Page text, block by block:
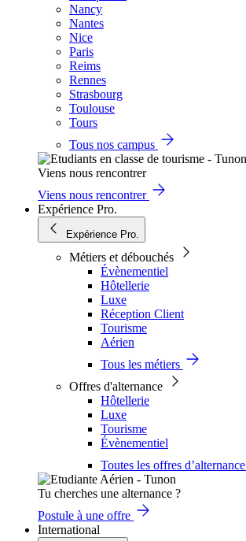
Nancy
Nantes
Nice
Paris
Reims
Rennes
Strasbourg
Toulouse
Tours
Tous nos campus
Viens nous rencontrer
Viens nous rencontrer
Expérience Pro.
Expérience Pro.
Métiers et débouchés
Évènementiel
Hôtellerie
Luxe
Réception Client
Tourisme
Aérien
Tous les métiers
Offres d'alternance
Hôtellerie
Luxe
Tourisme
Évènementiel
Toutes les offres d’alternance
Tu cherches une alternance ?
Postule à une offre
International